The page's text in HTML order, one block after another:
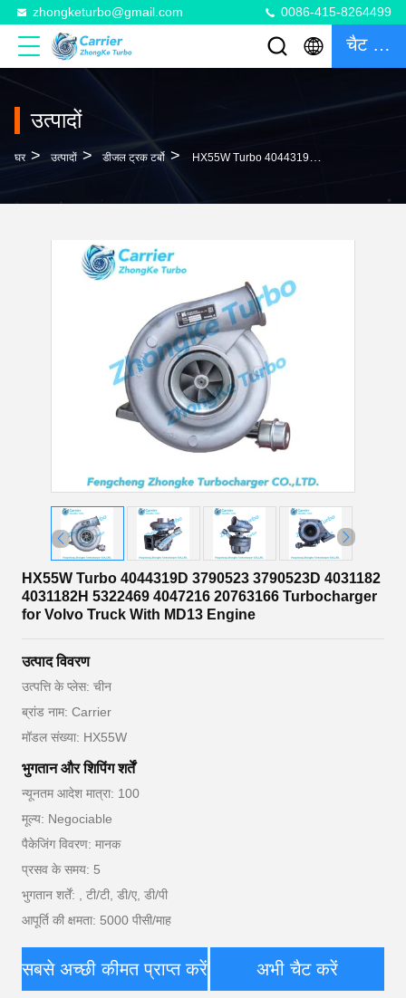
zhongketurbo@gmail.com 0086-415-8264499
चैट करना
उत्पादों
घर > उत्पादों > डीजल ट्रक टर्बो > HX55W Turbo 4044319D 3790523 3790523D 4031182 4031182H 5322469 4047216 20763166 Turbocharger For Volvo Truck With MD13 Engine
HX55W Turbo 4044319D 3790523 3790523D 4031182
4031182H 5322469 4047216 20763166 Turbocharger
for Volvo Truck With MD13 Engine
उत्पाद विवरण
उत्पत्ति के प्लेस: चीन
ब्रांड नाम: Carrier
मॉडल संख्या: HX55W
भुगतान और शिपिंग शर्तें
न्यूनतम आदेश मात्रा: 100
मूल्य: Negociable
पैकेजिंग विवरण: मानक
प्रसव के समय: 5
भुगतान शर्तें: , टी/टी, डी/ए, डी/पी
आपूर्ति की क्षमता: 5000 पीसी/माह
सबसे अच्छी कीमत प्राप्त करें अभी चैट करें